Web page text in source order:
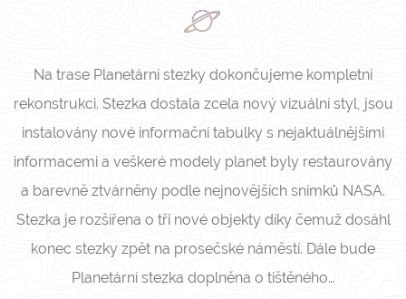
Na trase Planetární stezky dokončujeme kompletní
rekonstrukci. Stezka dostala zcela nový vizuální styl, jsou
instalovány nové informační tabulky s nejaktuálnějšími
informacemi a veškeré modely planet byly restaurovány
a barevně ztvárněny podle nejnovějších snímků NASA.
Stezka je rozšířena o tři nové objekty díky čemuž dosáhl
konec stezky zpět na prosečské náměstí. Dále bude
Planetární stezka doplněna o tištěného…